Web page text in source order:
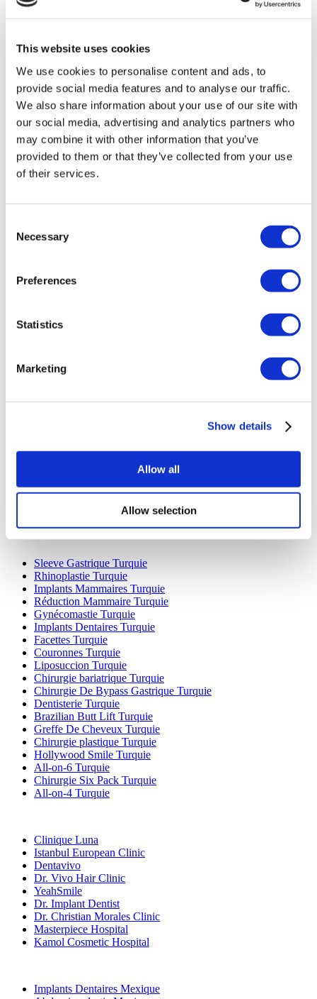
This website uses cookies
We use cookies to personalise content and ads, to
provide social media features and to analyse our traffic.
We also share information about your use of our site with
our social media, advertising and analytics partners who
may combine it with other information that you’ve
provided to them or that they’ve collected from your use
of their services.
Selection
Necessary
Preferences
Statistics
Marketing
Show details
Allow all
Allow selection
TÜRSAB – Les transactions sur flymedi.com sont gérées par
Groupe A enregistrée auprès de TÜRSAB (Certificat No:
12276).
Tous les traitements sont effectués par un établissement de
santé certifié en tourisme de santé.
À propos de Nous
Comment Ça Marche
Guide Pré-Op
Auteurs & évaluateurs
Flymedi Programme de Parrainage
Politique de confidentialité
Contactez-nous
Ajoutez votre clinique
Spain Cliniques
Thailand Cliniques
Colombia Cliniques
Traitements Populaires en Turquie
Sleeve Gastrique Turquie
Rhinoplastie Turquie
Implants Mammaires Turquie
Réduction Mammaire Turquie
Gynécomastie Turquie
Implants Dentaires Turquie
Facettes Turquie
Couronnes Turquie
Liposuccion Turquie
Chirurgie bariatrique Turquie
Chirurgie De Bypass Gastrique Turquie
Dentisterie Turquie
Brazilian Butt Lift Turquie
Greffe De Cheveux Turquie
Chirurgie plastique Turquie
Hollywood Smile Turquie
All-on-6 Turquie
Chirurgie Six Pack Turquie
All-on-4 Turquie
Clinique Luna
Istanbul European Clinic
Dentavivo
Dr. Vivo Hair Clinic
YeahSmile
Dr. Implant Dentist
Dr. Christian Morales Clinic
Masterpiece Hospital
Kamol Cosmetic Hospital
Implants Dentaires Mexique